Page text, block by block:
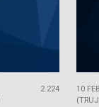
2.224
10